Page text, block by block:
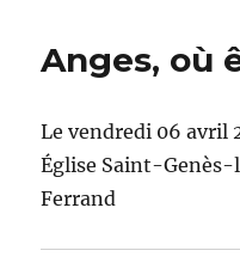
Anges, où
Le vendredi 06 avril
Église Saint-
Ferrand